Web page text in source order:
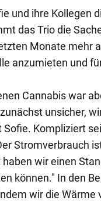
und ihre Kollegen
das Trio die
Monate mehr
anzumieten und
Cannabis war
unsicher,
Sofie. Kompliziert
Stromverbrauch
wir einen
können." In den
wir die Wärme